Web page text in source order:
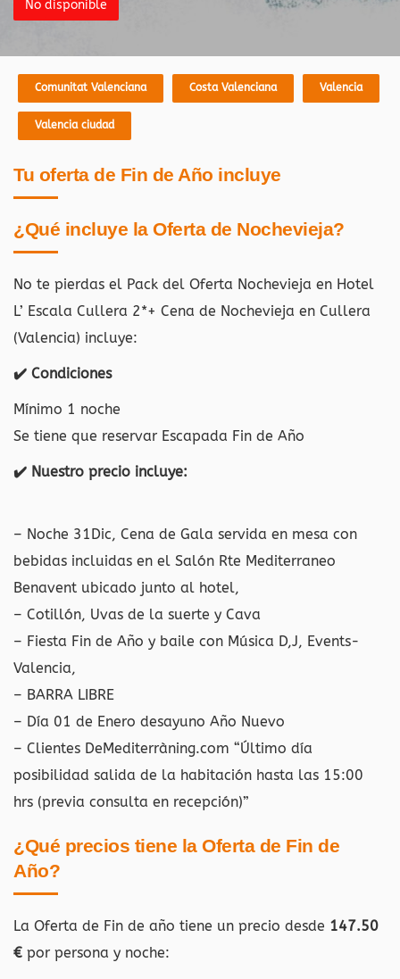
No disponible
Comunitat Valenciana Costa Valenciana Valencia
Valencia ciudad
Tu oferta de Fin de Año incluye
¿Qué incluye la Oferta de Nochevieja?
No te pierdas el Pack del Oferta Nochevieja en Hotel
L’ Escala Cullera 2*+ Cena de Nochevieja en Cullera
(Valencia) incluye:
✔️ Condiciones
Mínimo 1 noche
Se tiene que reservar Escapada Fin de Año
✔️ Nuestro precio incluye:
– Noche 31Dic, Cena de Gala servida en mesa con
bebidas incluidas en el Salón Rte Mediterraneo
Benavent ubicado junto al hotel,
– Cotillón, Uvas de la suerte y Cava
– Fiesta Fin de Año y baile con Música D,J, Events-
Valencia,
– BARRA LIBRE
– Día 01 de Enero desayuno Año Nuevo
– Clientes DeMediterràning.com “Último día
posibilidad salida de la habitación hasta las 15:00
hrs (previa consulta en recepción)”
¿Qué precios tiene la Oferta de Fin de
Año?
La Oferta de Fin de año tiene un precio desde 147.50
€ por persona y noche: